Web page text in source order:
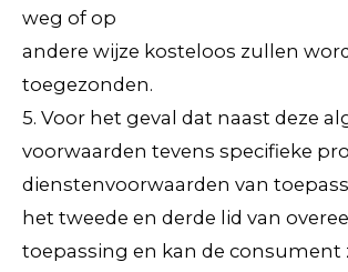
weg of op
andere wijze kosteloos zullen
toegezonden.
5. Voor het geval dat naast deze
voorwaarden tevens specifieke
dienstenvoorwaarden van
het tweede en derde lid van
toepassing en kan de consument